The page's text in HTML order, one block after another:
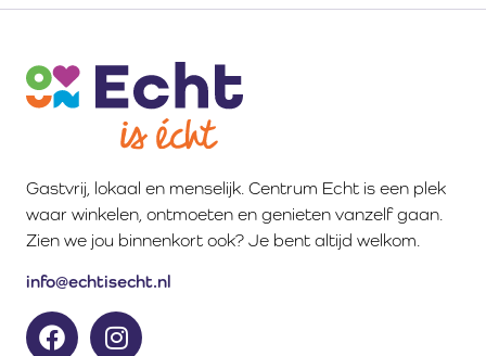
Gastvrij, lokaal en menselijk. Centrum Echt is een plek
waar winkelen, ontmoeten en genieten vanzelf gaan.
Zien we jou binnenkort ook? Je bent altijd welkom.
info@echtisecht.nl